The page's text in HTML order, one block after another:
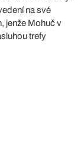
na své
jenže Mohuč v
trefy